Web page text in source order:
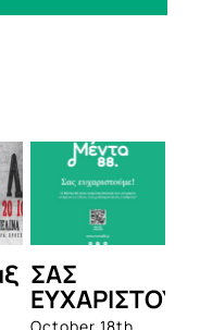
ΣΑΣ
ΕΥΧΑΡΙΣΤΟΥΜΕ!
1η